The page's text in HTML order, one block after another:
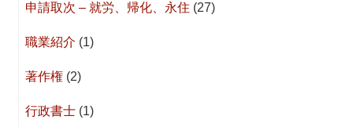
申請取次 – 就労、帰化、永住 (27)
職業紹介 (1)
著作権 (2)
行政書士 (1)